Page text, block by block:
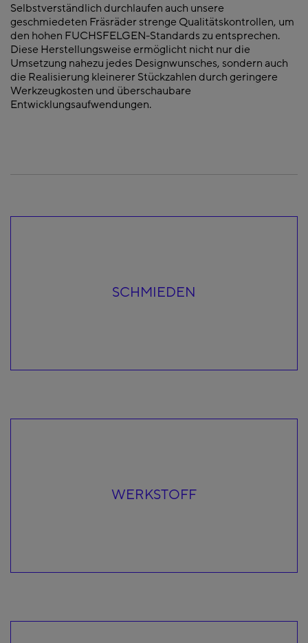
Selbstverständlich durchlaufen auch unsere
geschmiedeten Fräsräder strenge Qualitätskontrollen, um
den hohen FUCHSFELGEN-Standards zu entsprechen.
Diese Herstellungsweise ermöglicht nicht nur die
Umsetzung nahezu jedes Designwunsches, sondern auch
die Realisierung kleinerer Stückzahlen durch geringere
Werkzeugkosten und überschaubare
Entwicklungsaufwendungen.
SCHMIEDEN
WERKSTOFF